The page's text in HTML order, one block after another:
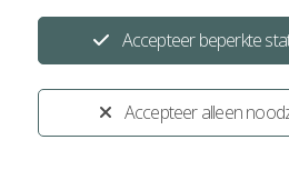
Ontwikkeld door:
Accepteer alleen
Accepteer beperkte